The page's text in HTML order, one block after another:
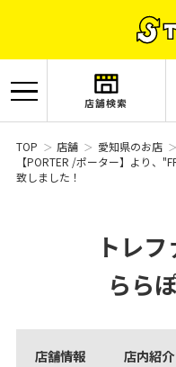
店舗検索
TOP 店舗 愛知県のお店
【PORTER /ポーター】より、
致しました！
トレ
らら
店舗情報 店内紹介